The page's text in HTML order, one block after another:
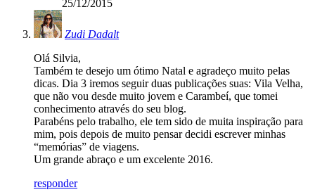
25/12/2015
Zudi Dadalt
Olá Silvia,
Também te desejo um ótimo Natal e agradeço muito pelas
dicas. Dia 3 iremos seguir duas publicações suas: Vila Velha,
que não vou desde muito jovem e Carambeí, que tomei
conhecimento através do seu blog.
Parabéns pelo trabalho, ele tem sido de muita inspiração para
mim, pois depois de muito pensar decidi escrever minhas
“memórias” de viagens.
Um grande abraço e um excelente 2016.
responder